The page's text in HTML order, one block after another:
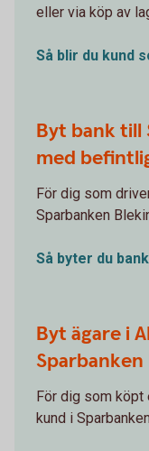
eller via köp av
Så blir du kund
Byt bank till
med
För dig som
Sparbanken
Så byter du
Byt ägare i
För dig som köpt
kund i